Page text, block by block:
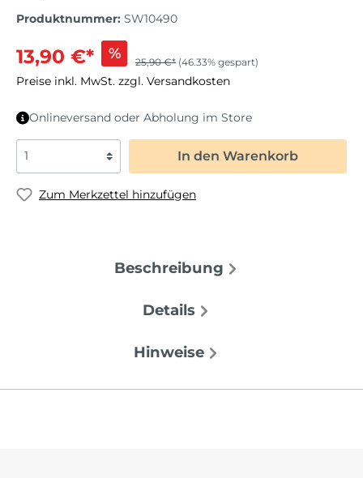
Produktnummer: SW10490
13,90 €* % 25,90 €* (46.33% gespart)
Preise inkl. MwSt. zzgl. Versandkosten
Onlineversand oder Abholung im Store
In den Warenkorb
Zum Merkzettel hinzufügen
Beschreibung
Details
Hinweise